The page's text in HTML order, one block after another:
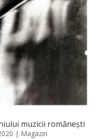
muzicii românești
| Magazin